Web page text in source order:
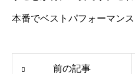
本番でベストパフォーマンス
前の記事